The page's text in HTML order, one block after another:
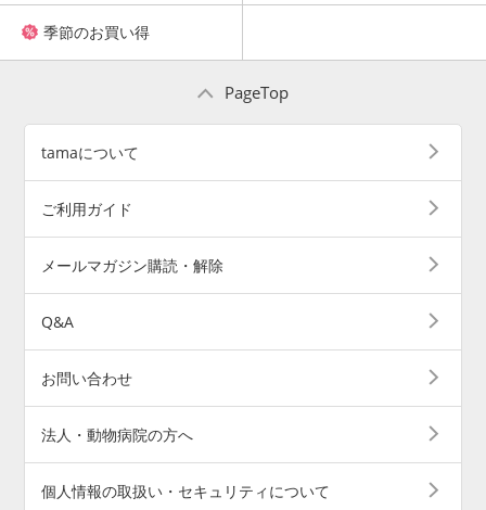
季節のお買い得
PageTop
tamaについて
ご利用ガイド
メールマガジン購読・解除
Q&A
お問い合わせ
法人・動物病院の方へ
個人情報の取扱い・セキュリティについて